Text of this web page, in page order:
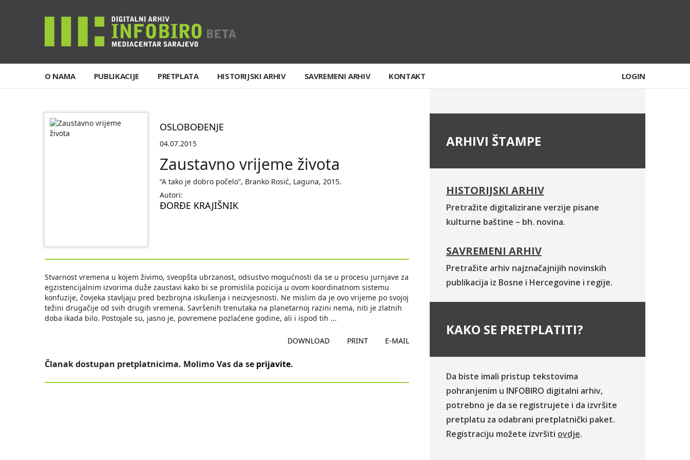
O NAMA PUBLIKACIJE PRETPLATA HISTORIJSKI ARHIV SAVREMENI ARHIV KONTAKT LOGIN
OSLOBOĐENJE
04.07.2015
Zaustavno vrijeme života
“A tako je dobro počelo”, Branko Rosić, Laguna, 2015.
Autori:
ĐORĐE KRAJIŠNIK
Stvarnost vremena u kojem živimo, sveopšta ubrzanost, odsustvo mogućnosti da se u procesu jurnjave za
egzistencijalnim izvorima duže zaustavi kako bi se promislila pozicija u ovom koordinatnom sistemu
konfuzije, čovjeka stavljaju pred bezbrojna iskušenja i neizvjesnosti. Ne mislim da je ovo vrijeme po svojoj
težini drugačije od svih drugih vremena. Savršenih trenutaka na planetarnoj razini nema, niti je zlatnih
doba ikada bilo. Postojale su, jasno je, povremene pozlaćene godine, ali i ispod tih ...
DOWNLOAD PRINT E-MAIL
Članak dostupan pretplatnicima. Molimo Vas da se prijavite.
ARHIVI ŠTAMPE
HISTORIJSKI ARHIV
Pretražite digitalizirane verzije pisane
kulturne baštine – bh. novina.
SAVREMENI ARHIV
Pretražite arhiv najznačajnijih novinskih
publikacija iz Bosne i Hercegovine i regije.
KAKO SE PRETPLATITI?
Da biste imali pristup tekstovima
pohranjenim u INFOBIRO digitalni arhiv,
potrebno je da se registrujete i da izvršite
pretplatu za odabrani pretplatnički paket.
Registraciju možete izvršiti ovdje.